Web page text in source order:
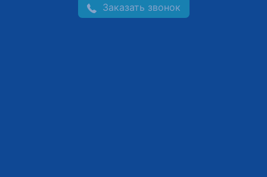
Заказать звонок